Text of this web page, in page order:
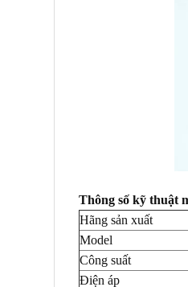
Thông số kỹ thuật
Hãng sản xuất
Model
Công suất
Điện áp